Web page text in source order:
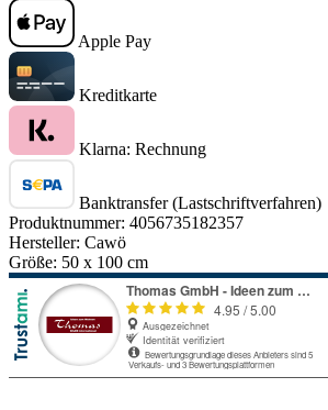
Apple Pay
Kreditkarte
Klarna: Rechnung
Banktransfer (Lastschriftverfahren)
Produktnummer: 4056735182357
Hersteller: Cawö
Größe: 50 x 100 cm